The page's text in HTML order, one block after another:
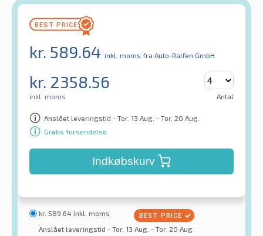
kr. 589.64 inkl. moms fra Auto-Raifen GmbH
kr. 2358.56
inkl. moms Antal
Anslået leveringstid - Tor. 13 Aug. - Tor. 20 Aug.
Gratis forsendelse
Indkøbskurv
kr. 589.64 inkl. moms
Anslået leveringstid - Tor. 13 Aug. - Tor. 20 Aug.